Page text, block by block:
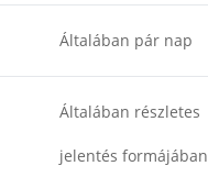
Általában pár nap
Általában részletes
jelentés formájában